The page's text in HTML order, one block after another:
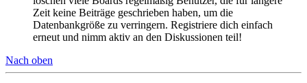
Zeit keine Beiträge geschrieben haben, um die
Datenbankgröße zu verringern. Registriere dich einfach
erneut und nimm aktiv an den Diskussionen teil!
Nach oben